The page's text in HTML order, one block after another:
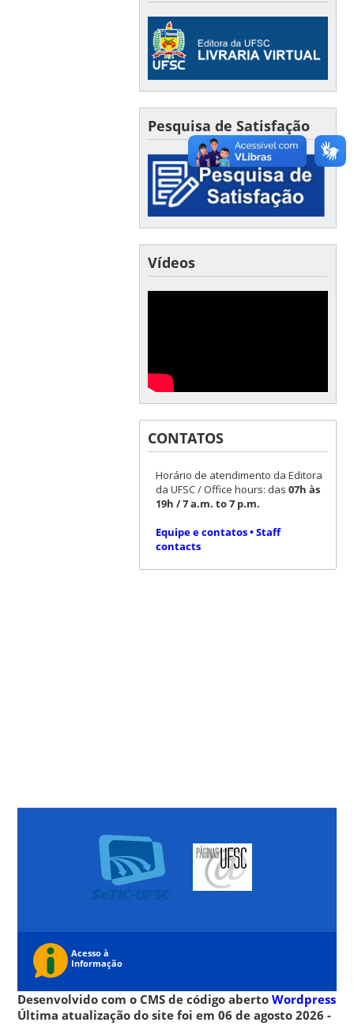
Pesquisa de Satisfação
Vídeos
CONTATOS
Horário de atendimento da Editora
da UFSC / Office hours: das 07h às
19h / 7 a.m. to 7 p.m.
Equipe e contatos • Staff
contacts
Desenvolvido com o CMS de código abertoWordpress
Última atualização do site foi em 06 de agosto 2026 -